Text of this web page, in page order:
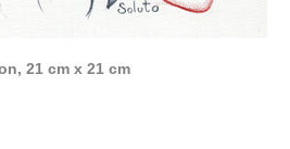
21 cm x 21 cm